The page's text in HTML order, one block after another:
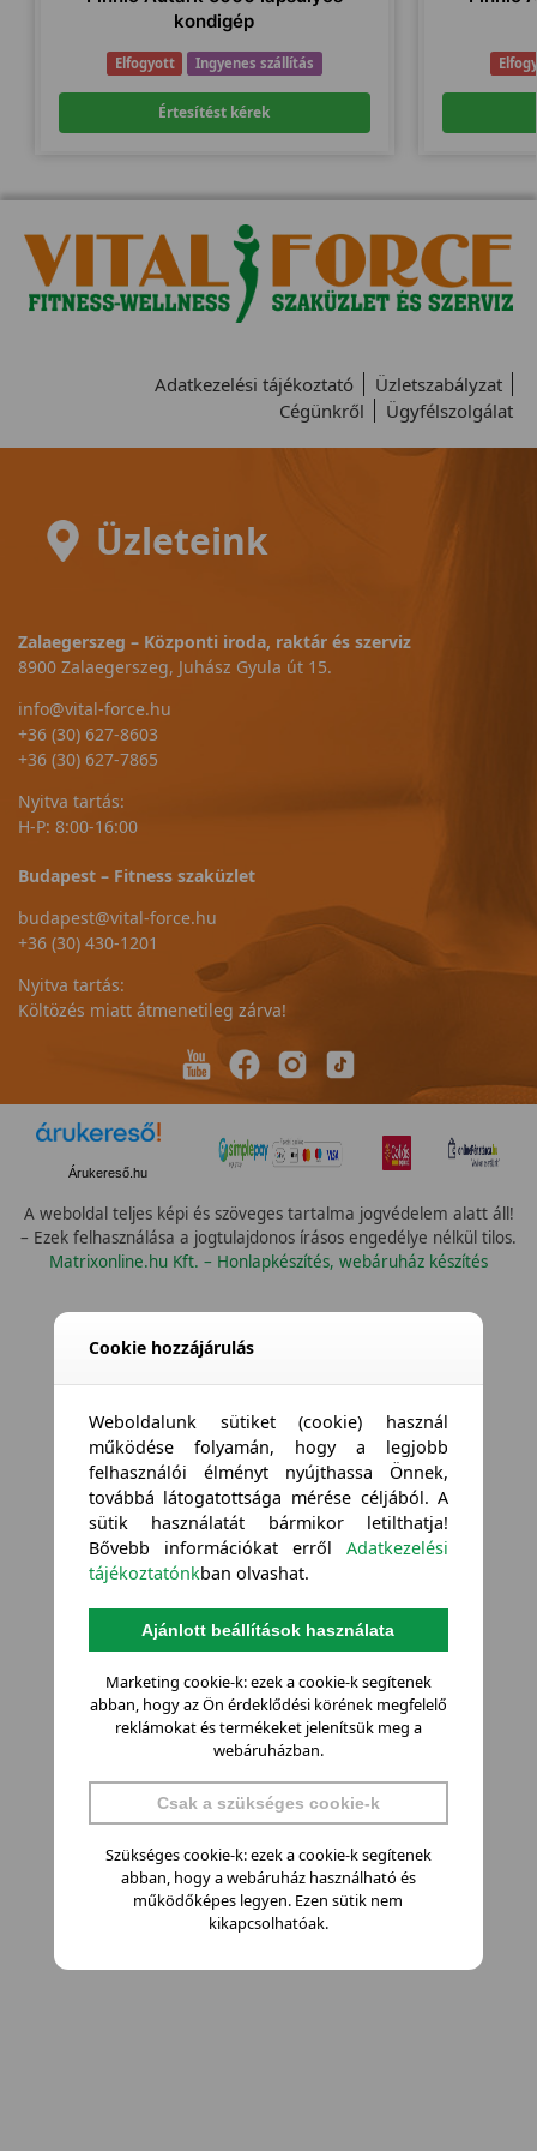
kondigép
Elfogyott Ingyenes szállítás
Értesítést kérek
Adatkezelési tájékoztató
Üzletszabályzat
Cégünkről
Ügyfélszolgálat
Üzleteink
Zalaegerszeg – Központi iroda, raktár és szerviz
8900 Zalaegerszeg, Juhász Gyula út 15.
info@vital-force.hu
+36 (30) 627-8603
+36 (30) 627-7865
Nyitva tartás:
H-P: 8:00-16:00
Budapest – Fitness szaküzlet
budapest@vital-force.hu
+36 (30) 430-1201
Nyitva tartás:
Költözés miatt átmenetileg zárva!
Árukereső.hu
A weboldal teljes képi és szöveges tartalma jogvédelem alatt áll!
– Ezek felhasználása a jogtulajdonos írásos engedélye nélkül tilos.
Matrixonline.hu Kft. – Honlapkészítés, webáruház készítés
Cookie hozzájárulás
Weboldalunk sütiket (cookie) használ
működése folyamán, hogy a legjobb
felhasználói élményt nyújthassa Önnek,
továbbá látogatottsága mérése céljából. A
sütik használatát bármikor letilthatja!
Bővebb információkat errőlAdatkezelési
tájékoztatónkban olvashat.
Ajánlott beállítások használata
Marketing cookie-k: ezek a cookie-k segítenek
abban, hogy az Ön érdeklődési körének megfelelő
reklámokat és termékeket jelenítsük meg a
webáruházban.
Csak a szükséges cookie-k
Szükséges cookie-k: ezek a cookie-k segítenek
abban, hogy a webáruház használható és
működőképes legyen. Ezen sütik nem
kikapcsolhatóak.